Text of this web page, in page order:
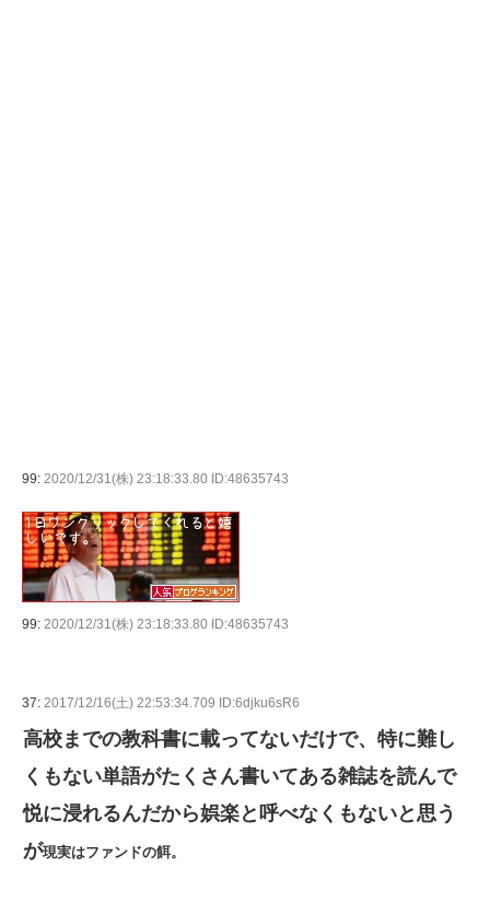
99: 2020/12/31(株) 23:18:33.80 ID:48635743
99: 2020/12/31(株) 23:18:33.80 ID:48635743
37: 2017/12/16(土) 22:53:34.709 ID:6djku6sR6
高校までの教科書に載ってないだけで、特に難し
くもない単語がたくさん書いてある雑誌を読んで
悦に浸れるんだから娯楽と呼べなくもないと思う
が現実はファンドの餌。